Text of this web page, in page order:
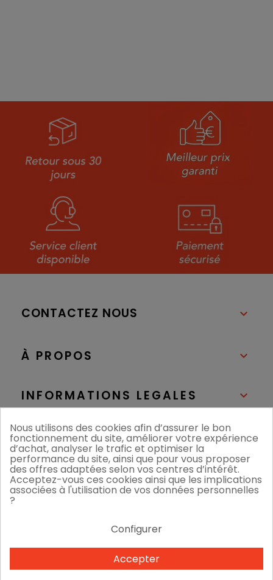
CONTACTEZ NOUS 
À PROPOS 
INFORMATIONS LEGALES 
NOS BOUTIQUES 
Nous acceptons
Nous utilisons des cookies afin d’assurer le bon
fonctionnement du site, améliorer votre expérience
d’achat, analyser le trafic et optimiser la
performance du site, ainsi que pour vous proposer
des offres adaptées selon vos centres d’intérêt.
Acceptez-vous ces cookies ainsi que les implications
associées à l'utilisation de vos données personnelles
?
Configurer
Accepter